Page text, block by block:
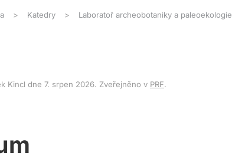
Katedry Laboratoř archeobotaniky a paleoekologie
Kincl dne 7. srpen 2026. Zveřejněno v PRF.